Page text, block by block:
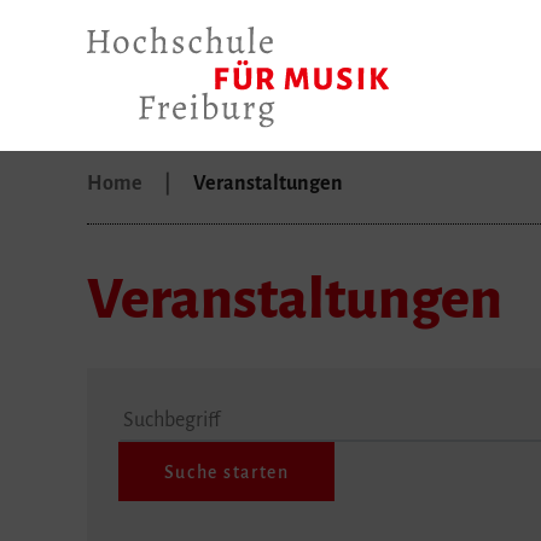
Home Veranstaltungen
Veranstaltungen
Suchbegriff